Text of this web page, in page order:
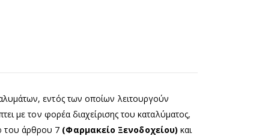
εντός των οποίων λειτουργούν
με τον φορέα διαχείρισης του καταλύματος,
του άρθρου 7 (Φαρμακείο Ξενοδοχείου)και